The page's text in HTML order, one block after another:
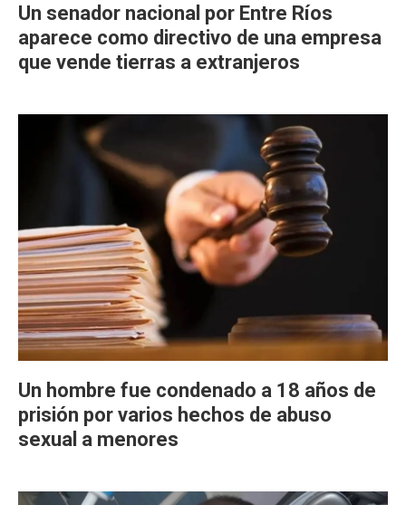
Un senador nacional por Entre Ríos
aparece como directivo de una empresa
que vende tierras a extranjeros
Un hombre fue condenado a 18 años de
prisión por varios hechos de abuso
sexual a menores